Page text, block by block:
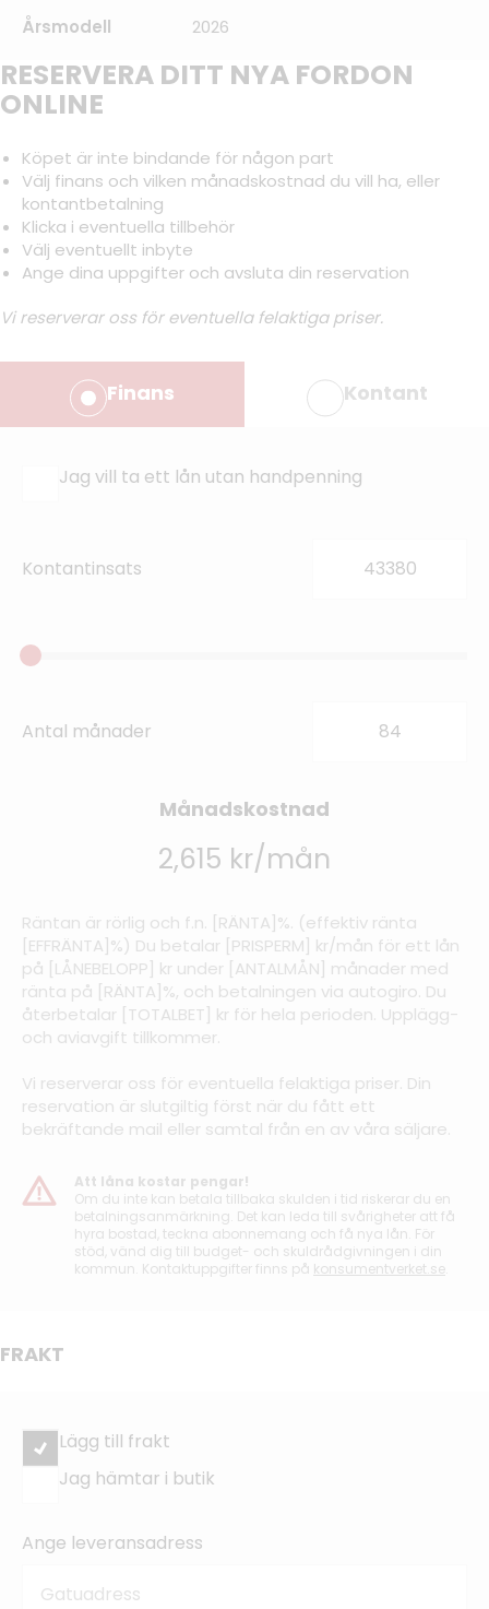
Årsmodell
2026
RESERVERA DITT NYA FORDON
ONLINE
Köpet är inte bindande för någon part
Välj finans och vilken månadskostnad du vill ha, eller
kontantbetalning
Klicka i eventuella tillbehör
Välj eventuellt inbyte
Ange dina uppgifter och avsluta din reservation
Vi reserverar oss för eventuella felaktiga priser.
Finans Kontant
Jag vill ta ett lån utan handpenning
Kontantinsats
Antal månader
Månadskostnad
2,615 kr/mån
Räntan är rörlig och f.n. [RÄNTA]%. (effektiv ränta
[EFFRÄNTA]%) Du betalar [PRISPERM] kr/mån för ett lån
på [LÅNEBELOPP] kr under [ANTALMÅN] månader med
ränta på [RÄNTA]%, och betalningen via autogiro. Du
återbetalar [TOTALBET] kr för hela perioden. Upplägg-
och aviavgift tillkommer.
Vi reserverar oss för eventuella felaktiga priser. Din
reservation är slutgiltig först när du fått ett
bekräftande mail eller samtal från en av våra säljare.
Att låna kostar pengar!
Om du inte kan betala tillbaka skulden i tid riskerar du en
betalningsanmärkning. Det kan leda till svårigheter att få
hyra bostad, teckna abonnemang och få nya lån. För
stöd, vänd dig till budget- och skuldrådgivningen i din
kommun. Kontaktuppgifter finns på konsumentverket.se
FRAKT
Lägg till frakt
Jag hämtar i butik
Ange leveransadress